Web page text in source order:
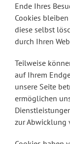
Ende Ihres
Cookies
diese selbst
durch Ihren
Teilweise
auf Ihrem
unsere Seite
ermöglichen
zur Abwicklung